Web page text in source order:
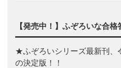
【発売中！】ふぞろいな合格
★ふぞろいシリーズ最新刊、
の決定版！！